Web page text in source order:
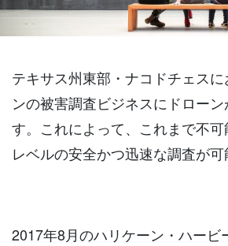
テキサス州東部・ナコドチェス
ンの被害調査ビジネスにドロー
す。これによって、これまで不
レベルの安全かつ迅速な調査が可
2017年8月のハリケーン・ハービ